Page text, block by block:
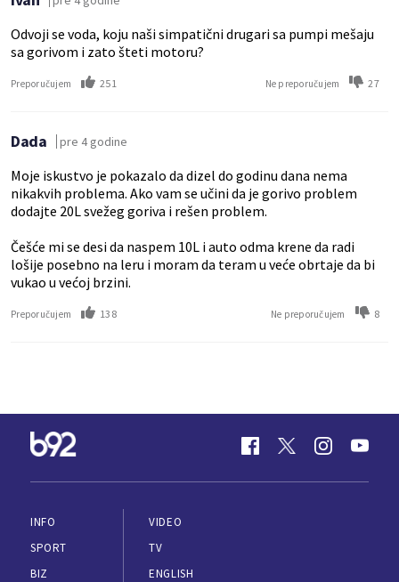
Odvoji se voda, koju naši simpatični drugari sa pumpi mešaju
sa gorivom i zato šteti motoru?
Preporučujem 251 Ne preporučujem 27
Dada pre 4 godine
Moje iskustvo je pokazalo da dizel do godinu dana nema
nikakvih problema. Ako vam se učini da je gorivo problem
dodajte 20L svežeg goriva i rešen problem.
Češće mi se desi da naspem 10L i auto odma krene da radi
lošije posebno na leru i moram da teram u veće obrtaje da bi
vukao u većoj brzini.
Preporučujem 138 Ne preporučujem 8
INFO
SPORT
BIZ
VIDEO
TV
ENGLISH